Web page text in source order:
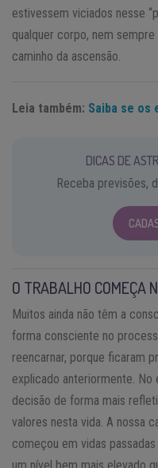
estivessem viciados nesse
qualquer corpo, nem
caminho da ascensão.
Leia também: Saiba se os
DICAS DE
Receba previsões,
O TRABALHO COMEÇA
Muitos ainda não têm a
forma consciente no
reencarnar, porque ficaram
explicado anteriormente. No
decisão de forma mais
valores nesta vida. A nossa
começou em vidas
um nível bem mais elevado